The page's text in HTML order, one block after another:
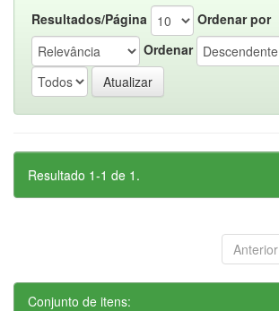
Resultados/Página
Ordenar por
Ordenar
Resultado 1-1 de 1.
Anterior
Conjunto de itens: